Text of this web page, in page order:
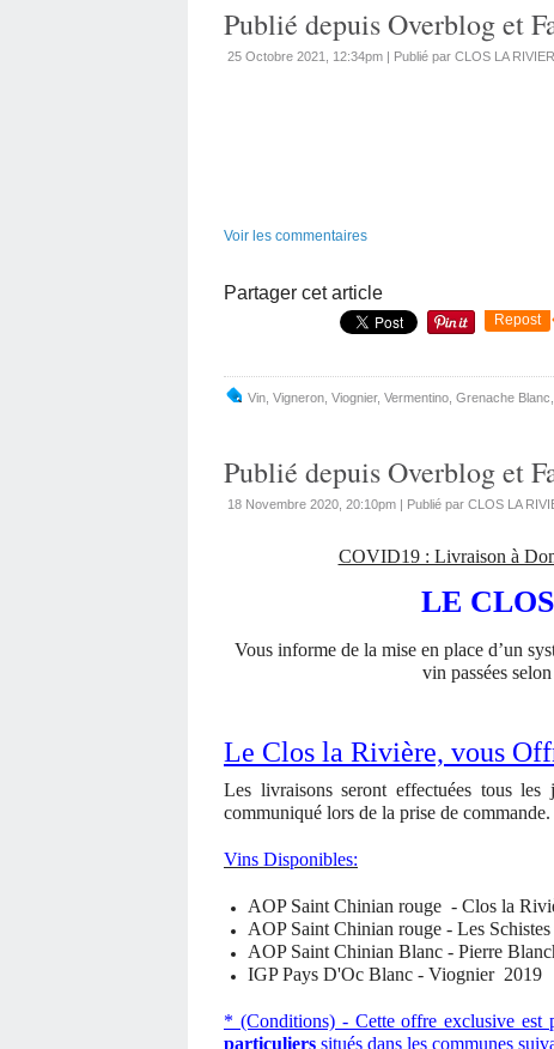
Publié depuis Overblog et
25 Octobre 2021, 12:34pm | Publié par CLOS LA
Voir les commentaires
Partager cet article
Repost
Vin Vigneron Viognier, Vermentino Grenache Blanc
Publié depuis Overblog et
18 Novembre 2020, 20:10pm | Publié par CLOS LA
COVID19 : Livraison à
LE
Vous informe de la mise en place d’un
vin passées
Le Clos la Rivière, vous
Les livraisons seront effectuées tous
communiqué lors de la prise de commande.
Vins Disponibles:
AOP Saint Chinian rouge - Clos la
AOP Saint Chinian rouge - Les
AOP Saint Chinian Blanc - Pierre
IGP Pays D'Oc Blanc - Viognier 2019
* (Conditions) - Cette offre exclusive est
particuliers situés dans les communes